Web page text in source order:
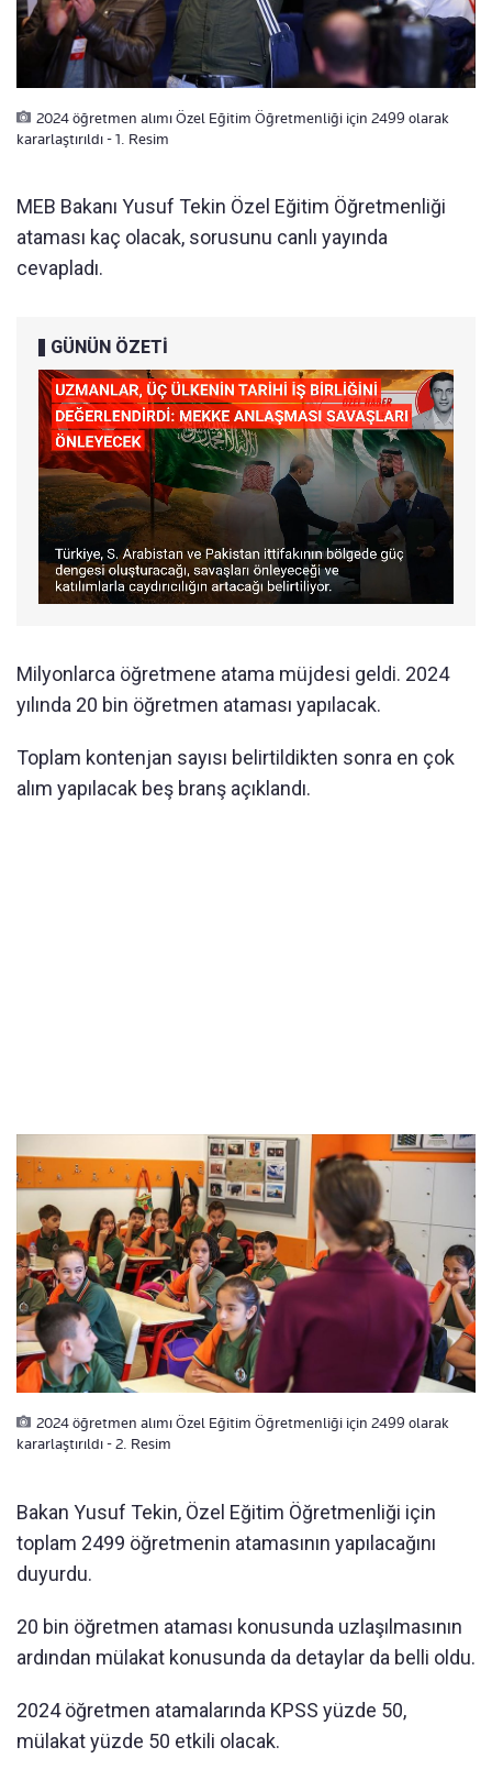
2024 öğretmen alımı Özel Eğitim Öğretmenliği için 2499 olarak
kararlaştırıldı - 1. Resim
MEB Bakanı Yusuf Tekin Özel Eğitim Öğretmenliği
ataması kaç olacak, sorusunu canlı yayında
cevapladı.
GÜNÜN ÖZETİ
Milyonlarca öğretmene atama müjdesi geldi. 2024
yılında 20 bin öğretmen ataması yapılacak.
Toplam kontenjan sayısı belirtildikten sonra en çok
alım yapılacak beş branş açıklandı.
2024 öğretmen alımı Özel Eğitim Öğretmenliği için 2499 olarak
kararlaştırıldı - 2. Resim
Bakan Yusuf Tekin, Özel Eğitim Öğretmenliği için
toplam 2499 öğretmenin atamasının yapılacağını
duyurdu.
20 bin öğretmen ataması konusunda uzlaşılmasının
ardından mülakat konusunda da detaylar da belli oldu.
2024 öğretmen atamalarında KPSS yüzde 50,
mülakat yüzde 50 etkili olacak.